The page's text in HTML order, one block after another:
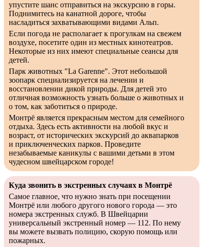
упустите шанс отправиться на экскурсию в горы.
Поднимитесь на канатной дороге, чтобы
насладиться захватывающими видами Альп.
Если погода не располагает к прогулкам на свежем
воздухе, посетите один из местных кинотеатров.
Некоторые из них имеют специальные сеансы для
детей.
Парк животных "La Garenne". Этот небольшой
зоопарк специализируется на лечении и
восстановлении дикой природы. Для детей это
отличная возможность узнать больше о животных и
о том, как заботиться о природе.
Монтрё является прекрасным местом для семейного
отдыха. Здесь есть активности на любой вкус и
возраст, от исторических экскурсий до аквапарков
и приключенческих парков. Проведите
незабываемые каникулы с вашими детьми в этом
чудесном швейцарском городе!
Куда звонить в экстренных случаях в Монтрё
Самое главное, что нужно знать при посещении
Монтрё или любого другого нового города — это
номера экстренных служб. В Швейцарии
универсальный экстренный номер — 112. По нему
вы можете вызвать полицию, скорую помощь или
пожарных.